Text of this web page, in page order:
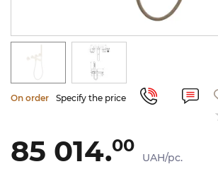
On order Specify the price
85 014.00
UAH/pc.